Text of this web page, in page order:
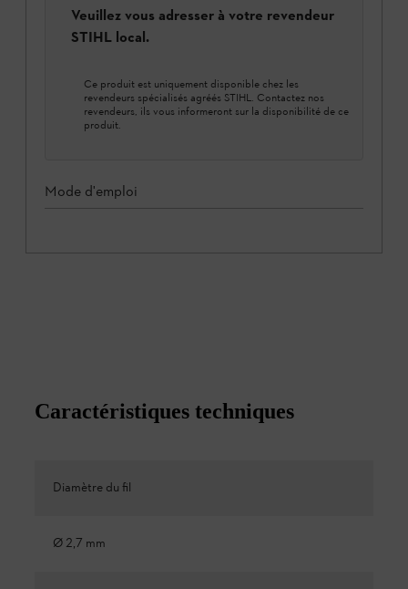
Veuillez vous adresser à votre revendeur
STIHL local.
Ce produit est uniquement disponible chez les
revendeurs spécialisés agréés STIHL. Contactez nos
revendeurs, ils vous informeront sur la disponibilité de ce
produit.
Mode d'emploi
Caractéristiques techniques
Diamètre du fil
Ø 2,7 mm